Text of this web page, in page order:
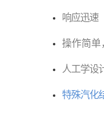
响应迅速
操作简单
人工学设
特殊汽化